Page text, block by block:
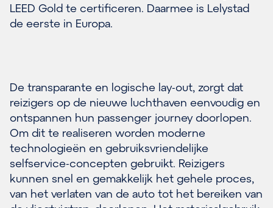
LEED Gold te certificeren. Daarmee is Lelystad
de eerste in Europa.
De transparante en logische lay-out, zorgt dat
reizigers op de nieuwe luchthaven eenvoudig en
ontspannen hun passenger journey doorlopen.
Om dit te realiseren worden moderne
technologieën en gebruiksvriendelijke
selfservice-concepten gebruikt. Reizigers
kunnen snel en gemakkelijk het gehele proces,
van het verlaten van de auto tot het bereiken van